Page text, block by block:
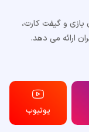
بازی و گیفت کارت،
ارائه می دهد.
یوتیوب